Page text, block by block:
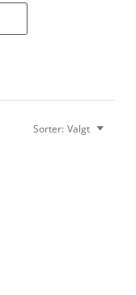
Sorter: Valgt